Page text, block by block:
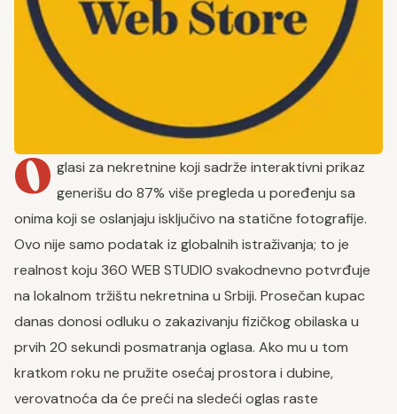
O glasi za nekretnine koji sadrže interaktivni prikaz
generišu do 87% više pregleda u poređenju sa
onima koji se oslanjaju isključivo na statične fotografije.
Ovo nije samo podatak iz globalnih istraživanja; to je
realnost koju 360 WEB STUDIO svakodnevno potvrđuje
na lokalnom tržištu nekretnina u Srbiji. Prosečan kupac
danas donosi odluku o zakazivanju fizičkog obilaska u
prvih 20 sekundi posmatranja oglasa. Ako mu u tom
kratkom roku ne pružite osećaj prostora i dubine,
verovatnoća da će preći na sledeći oglas raste